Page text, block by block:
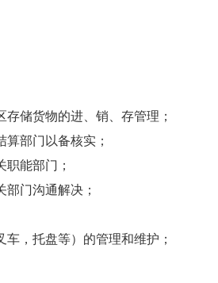
储货物的进、销、存管理；
部门以备核实；
能部门；
门沟通解决；
，托盘等）的管理和维护；